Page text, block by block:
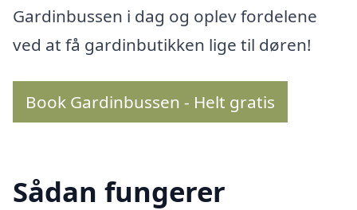
Gardinbussen i dag og oplev fordelene
ved at få gardinbutikken lige til døren!
Book Gardinbussen - Helt gratis
Sådan fungerer